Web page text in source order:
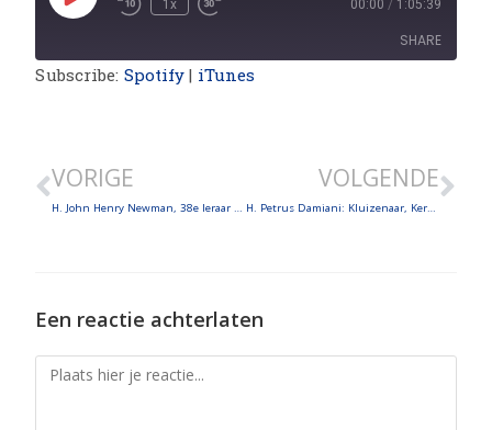
1x 00:00 / 1:05:39
SHARE
Subscribe: Spotify | iTunes
VORIGE VOLGENDE
H. Petrus Damiani: Kluizenaar, Kerkleraar en raadgever van de Pausen
Een reactie achterlaten